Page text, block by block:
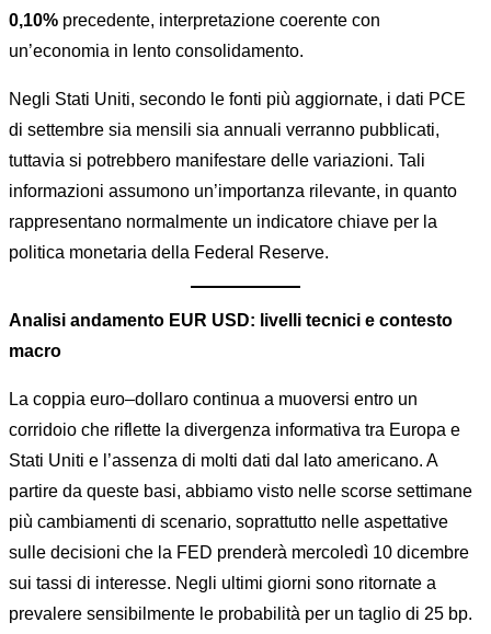
0,10% precedente, interpretazione coerente con
un’economia in lento consolidamento.
Negli Stati Uniti, secondo le fonti più aggiornate, i dati PCE
di settembre sia mensili sia annuali verranno pubblicati,
tuttavia si potrebbero manifestare delle variazioni. Tali
informazioni assumono un’importanza rilevante, in quanto
rappresentano normalmente un indicatore chiave per la
politica monetaria della Federal Reserve.
Analisi andamento EUR USD: livelli tecnici e contesto
macro
La coppia euro–dollaro continua a muoversi entro un
corridoio che riflette la divergenza informativa tra Europa e
Stati Uniti e l’assenza di molti dati dal lato americano. A
partire da queste basi, abbiamo visto nelle scorse settimane
più cambiamenti di scenario, soprattutto nelle aspettative
sulle decisioni che la FED prenderà mercoledì 10 dicembre
sui tassi di interesse. Negli ultimi giorni sono ritornate a
prevalere sensibilmente le probabilità per un taglio di 25 bp.